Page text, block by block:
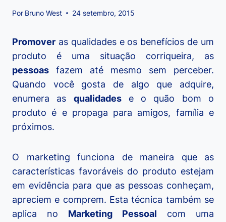
Por Bruno West 24 setembro, 2015
Promover as qualidades e os benefícios de um
produto é uma situação corriqueira, as
pessoas fazem até mesmo sem perceber.
Quando você gosta de algo que adquire,
enumera as qualidadese o quão bom o
produto é e propaga para amigos, família e
próximos.
O marketing funciona de maneira que as
características favoráveis do produto estejam
em evidência para que as pessoas conheçam,
apreciem e comprem. Esta técnica também se
aplica no Marketing Pessoal com uma